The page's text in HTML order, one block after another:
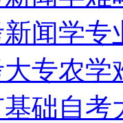
新闻学
专农学
础自考